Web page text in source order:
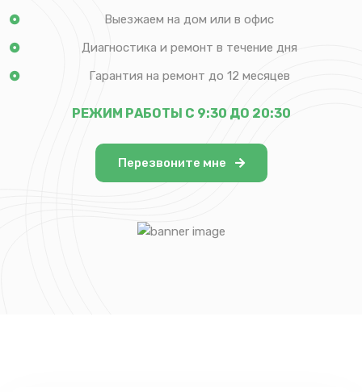
Выезжаем на дом или в офис
Диагностика и ремонт в течение дня
Гарантия на ремонт до 12 месяцев
РЕЖИМ РАБОТЫ С 9:30 ДО 20:30
Перезвоните мне